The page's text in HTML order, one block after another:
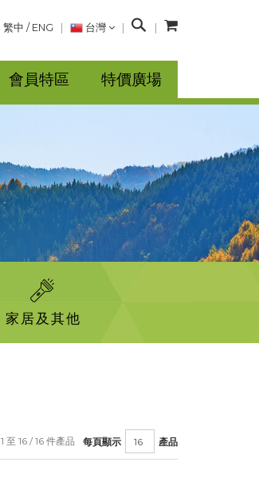
繁中 / ENG 台灣
搜
會員特區 特價廣場
家居及其他
每頁顯示 產品
1 至 16 / 16 件產品